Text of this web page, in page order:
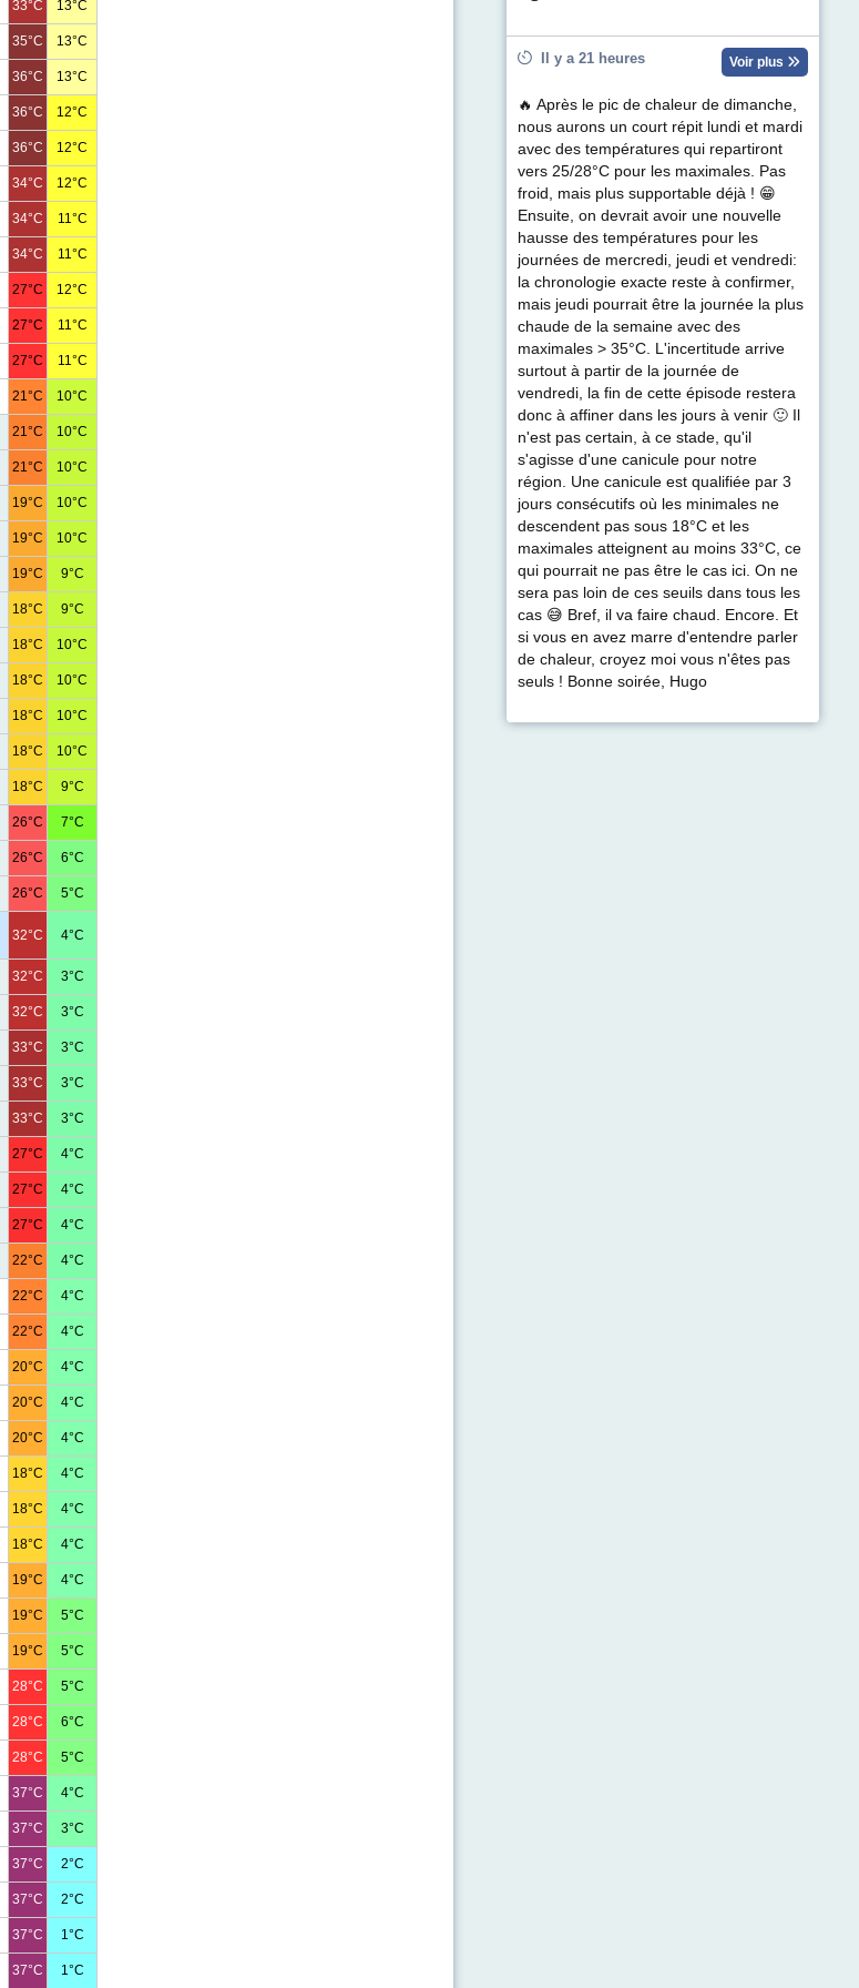
33°C 13°C
35°C 13°C
36°C 13°C
36°C 12°C
36°C 12°C
34°C 12°C
34°C 11°C
34°C 11°C
27°C 12°C
27°C 11°C
27°C 11°C
21°C 10°C
21°C 10°C
21°C 10°C
19°C 10°C
19°C 10°C
19°C 9°C
18°C 9°C
18°C 10°C
18°C 10°C
18°C 10°C
18°C 10°C
18°C 9°C
26°C 7°C
26°C 6°C
26°C 5°C
32°C 4°C
32°C 3°C
32°C 3°C
33°C 3°C
33°C 3°C
33°C 3°C
27°C 4°C
27°C 4°C
27°C 4°C
22°C 4°C
22°C 4°C
22°C 4°C
20°C 4°C
20°C 4°C
20°C 4°C
18°C 4°C
18°C 4°C
18°C 4°C
19°C 4°C
19°C 5°C
19°C 5°C
28°C 5°C
28°C 6°C
28°C 5°C
37°C 4°C
37°C 3°C
37°C 2°C
37°C 2°C
37°C 1°C
37°C 1°C
Il y a 21 heures Voir plus
🔥 Après le pic de chaleur de dimanche,
nous aurons un court répit lundi et mardi
avec des températures qui repartiront
vers 25/28°C pour les maximales. Pas
froid, mais plus supportable déjà ! 😁
Ensuite, on devrait avoir une nouvelle
hausse des températures pour les
journées de mercredi, jeudi et vendredi:
la chronologie exacte reste à confirmer,
mais jeudi pourrait être la journée la plus
chaude de la semaine avec des
maximales > 35°C. L'incertitude arrive
surtout à partir de la journée de
vendredi, la fin de cette épisode restera
donc à affiner dans les jours à venir 🙂 Il
n'est pas certain, à ce stade, qu'il
s'agisse d'une canicule pour notre
région. Une canicule est qualifiée par 3
jours consécutifs où les minimales ne
descendent pas sous 18°C et les
maximales atteignent au moins 33°C, ce
qui pourrait ne pas être le cas ici. On ne
sera pas loin de ces seuils dans tous les
cas 😅 Bref, il va faire chaud. Encore. Et
si vous en avez marre d'entendre parler
de chaleur, croyez moi vous n'êtes pas
seuls ! Bonne soirée, Hugo